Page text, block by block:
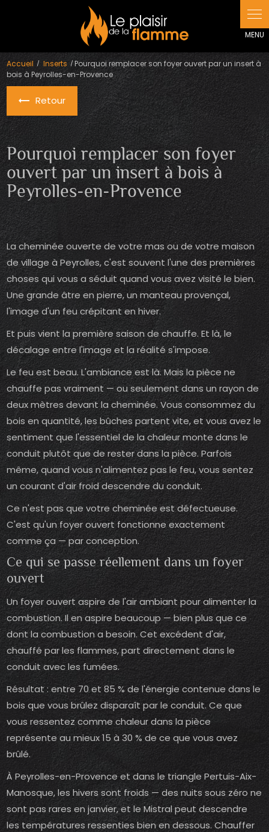
Accueil Inserts
Pourquoi remplacer son foyer ouvert par un insert à
bois à Peyrolles-en-Provence
Retour
Pourquoi remplacer son foyer
ouvert par un insert à bois à
Peyrolles-en-Provence
La cheminée ouverte de votre mas ou de votre maison
de village à Peyrolles, c'est souvent l'une des premières
choses qui vous a séduit quand vous avez visité le bien.
Une grande âtre en pierre, un manteau provençal,
l'image d'un feu crépitant en hiver.
Et puis vient la première saison de chauffe. Et là, le
décalage entre l'image et la réalité s'impose.
Le feu est beau. L'ambiance est là. Mais la pièce ne
chauffe pas vraiment — ou seulement dans un rayon de
deux mètres devant la cheminée. Vous consommez du
bois en quantité, les bûches partent vite, et vous avez le
sentiment que l'essentiel de la chaleur monte dans le
conduit plutôt que de rester dans la pièce. Parfois
même, quand vous n'alimentez pas le feu, vous sentez
un courant d'air froid descendre du conduit.
Ce n'est pas que votre cheminée est défectueuse.
C'est qu'un foyer ouvert fonctionne exactement
comme ça — par conception.
Ce qui se passe réellement dans un foyer
ouvert
Un foyer ouvert aspire de l'air ambiant pour alimenter la
combustion. Il en aspire beaucoup — bien plus que ce
dont la combustion a besoin. Cet excédent d'air,
chauffé par les flammes, part directement dans le
conduit avec les fumées.
Résultat : entre 70 et 85 % de l'énergie contenue dans le
bois que vous brûlez disparaît par le conduit. Ce que
vous ressentez comme chaleur dans la pièce
représente au mieux 15 à 30 % de ce que vous avez
brûlé.
À Peyrolles-en-Provence et dans le triangle Pertuis-Aix-
Manosque, les hivers sont froids — des nuits sous zéro ne
sont pas rares en janvier, et le Mistral peut descendre
les températures ressenties bien en dessous. Chauffer
Panneau de gestion des cookies